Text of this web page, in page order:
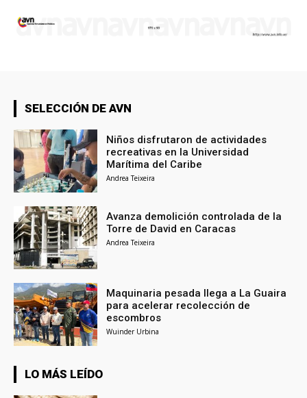
SELECCIÓN DE AVN
Niños disfrutaron de actividades
recreativas en la Universidad
Marítima del Caribe
Andrea Teixeira
Avanza demolición controlada de la
Torre de David en Caracas
Andrea Teixeira
Maquinaria pesada llega a La Guaira
para acelerar recolección de
escombros
Wuinder Urbina
LO MÁS LEÍDO